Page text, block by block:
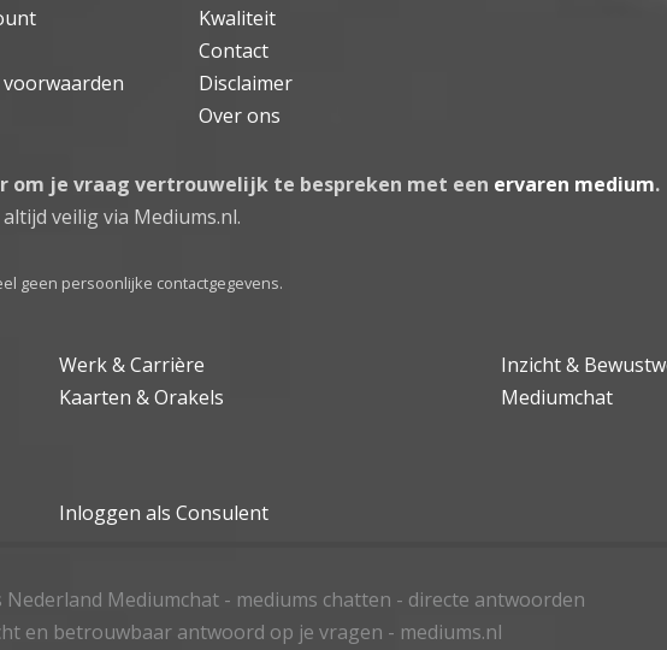
Kwaliteit
Contact
Disclaimer
Over ons
om je vraag vertrouwelijk te bespreken met een ervaren medium.
veilig via Mediums.nl.
geen persoonlijke contactgegevens.
Werk & Carrière
Inzicht &
Kaarten & Orakels Mediumchat
Inloggen als Consulent
Nederland Mediumchat - mediums chatten - directe antwoorden
en betrouwbaar antwoord op je vragen - mediums.nl